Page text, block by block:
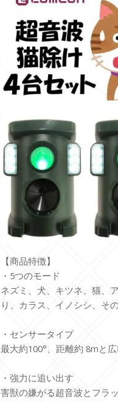
【商品特徴】
・5つのモード
ネズミ、犬、キツネ、猫、
り、カラス、イノシシ、そ
・センサータイプ
最大約100°、距離約 8mと
・強力に追い出す
害獣の嫌がる超音波とフラ